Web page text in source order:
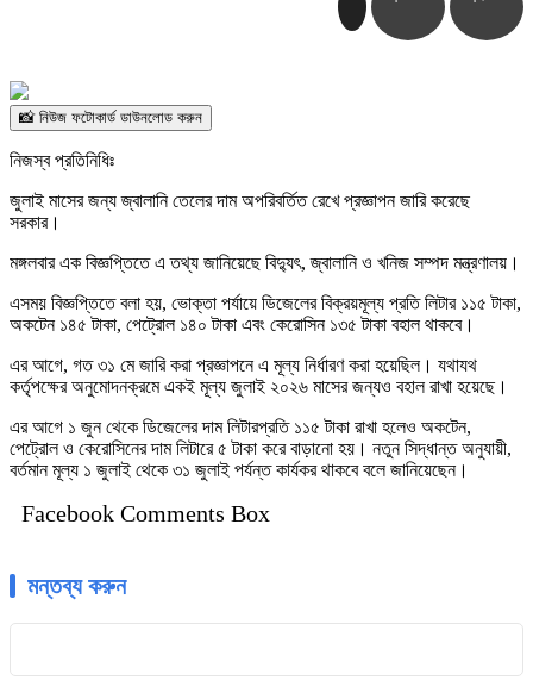
📸 নিউজ ফটোকার্ড ডাউনলোড করুন
নিজস্ব প্রতিনিধিঃ
জুলাই মাসের জন্য জ্বালানি তেলের দাম অপরিবর্তিত রেখে প্রজ্ঞাপন জারি করেছে
সরকার।
মঙ্গলবার এক বিজ্ঞপ্তিতে এ তথ্য জানিয়েছে বিদ্যুৎ, জ্বালানি ও খনিজ সম্পদ মন্ত্রণালয়।
এসময় বিজ্ঞপ্তিতে বলা হয়, ভোক্তা পর্যায়ে ডিজেলের বিক্রয়মূল্য প্রতি লিটার ১১৫ টাকা,
অকটেন ১৪৫ টাকা, পেট্রোল ১৪০ টাকা এবং কেরোসিন ১৩৫ টাকা বহাল থাকবে।
এর আগে, গত ৩১ মে জারি করা প্রজ্ঞাপনে এ মূল্য নির্ধারণ করা হয়েছিল। যথাযথ
কর্তৃপক্ষের অনুমোদনক্রমে একই মূল্য জুলাই ২০২৬ মাসের জন্যও বহাল রাখা হয়েছে।
এর আগে ১ জুন থেকে ডিজেলের দাম লিটারপ্রতি ১১৫ টাকা রাখা হলেও অকটেন,
পেট্রোল ও কেরোসিনের দাম লিটারে ৫ টাকা করে বাড়ানো হয়। নতুন সিদ্ধান্ত অনুযায়ী,
বর্তমান মূল্য ১ জুলাই থেকে ৩১ জুলাই পর্যন্ত কার্যকর থাকবে বলে জানিয়েছেন।
Facebook Comments Box
মন্তব্য করুন